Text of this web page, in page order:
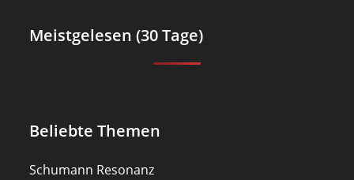
Meistgelesen (30 Tage)
Beliebte Themen
Schumann Resonanz